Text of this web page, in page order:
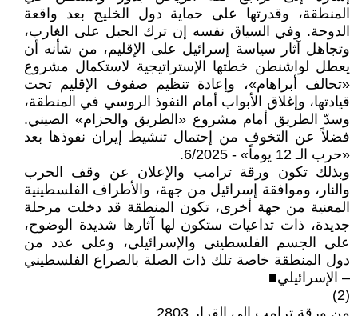
المنطقة، وقدرتها على حماية دول الخليج بعد واقعة
الدوحة. وفي السياق نفسه إن ترك الحبل على الغارب،
وتجاهل آثار سياسة إسرائيل على الإقليم، من شأنه أن
يعطل لواشنطن خطتها الإستراتيجية لاستكمال مشروع
«تحالف أبراهام»، وإعادة تنظيم صفوف الإقليم تحت
قيادتها، وإغلاق الأبواب أمام النفوذ الروسي في المنطقة،
وسدّ الطريق أمام مشروع «الطريق والحزام» الصيني.
فضلاً عن التخوف من إحتمال تنشيط إيران نفوذها بعد
«حرب الـ 12 يوماً» - 6/2025.
وبذلك تكون ورقة ترامب والإعلان عن وقف الحرب
والنار، وموافقة إسرائيل من جهة، والأطراف الفلسطينية
المعنية من جهة أخرى، تكون المنطقة قد دخلت مرحلة
جديدة، ذات تداعيات ستكون لها آثارها شديدة الوضوح،
على الجسم الفلسطيني والإسرائيلي، وعلى عدد من
دول المنطقة خاصة تلك ذات الصلة بالصراع الفلسطيني
– الإسرائيلي■
(2)